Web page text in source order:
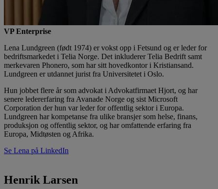
VP Enterprise
Lena Lundgreen (født 1974) er vokst opp i Fetsund og er leder for
bedriftsmarkedet i Telia Norge. Det inkluderer Telia Bedrift samt
merkevaren Phonero, som har sitt hovedkontor i Kristiansand.
Lundgreen er utdannet jurist fra Universitetet i Oslo.
Hun jobbet flere år som advokat i Advokatfirmaet Hjort, og har
senere ledererfaring fra Avanade Norge og sist Microsoft
Corporation der hun var leder for offentlig sektor i Europa.
Lundgreen har kompetanse fra ulike bransjer som helse, finans,
produksjon og offentlig sektor, og har omfattende erfaring fra
Europa, Midtøsten og Afrika.
Se Lena på LinkedIn
Henrik Larsen